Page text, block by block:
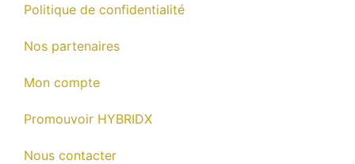
Politique de confidentialité
Nos partenaires
Mon compte
Promouvoir HYBRIDX
Nous contacter